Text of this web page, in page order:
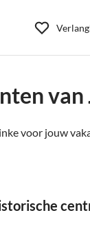
van
voor jouw